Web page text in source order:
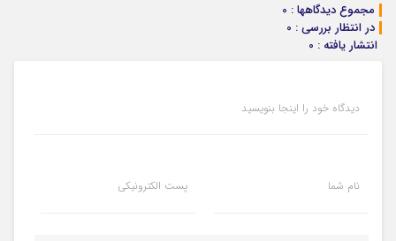
مجموع دیدگاهها : 0
در انتظار بررسی : 0
انتشار یافته : 0
دیدگاه خود را اینجا بنویسید
نام شما پست الکترونیکی